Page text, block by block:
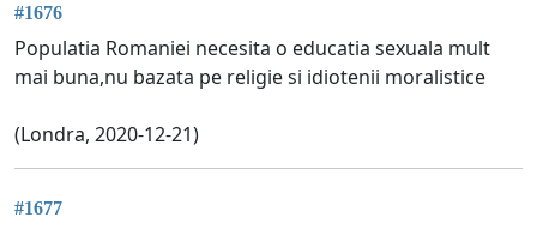
#1676
Populatia Romaniei necesita o educatia sexuala mult
mai buna,nu bazata pe religie si idiotenii moralistice
(Londra, 2020-12-21)
#1677